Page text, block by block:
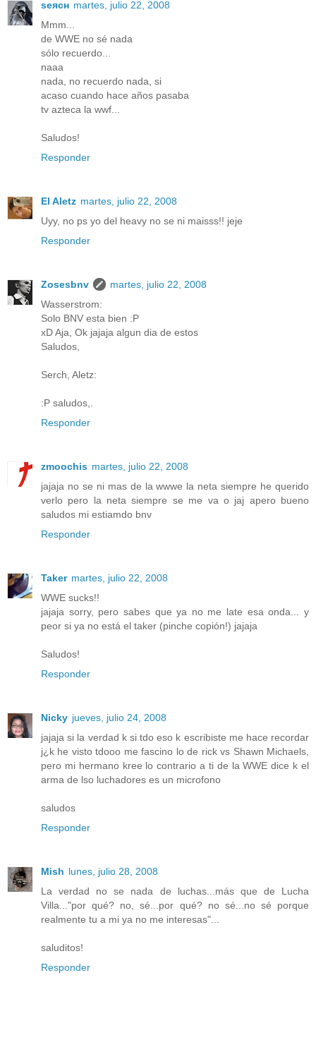
ѕeяcн martes, julio 22, 2008
Mmm...
de WWE no sé nada
sólo recuerdo...
naaa
nada, no recuerdo nada, si
acaso cuando hace años pasaba
tv azteca la wwf...
Saludos!
Responder
El Aletz martes, julio 22, 2008
Uyy, no ps yo del heavy no se ni maisss!! jeje
Responder
Zosesbnv
martes, julio 22, 2008
Wasserstrom:
Solo BNV esta bien :P
xD Aja, Ok jajaja algun dia de estos
Saludos,
Serch, Aletz:
:P saludos,.
Responder
zmoochis martes, julio 22, 2008
jajaja no se ni mas de la wwwe la neta siempre he querido
verlo pero la neta siempre se me va o jaj apero bueno
saludos mi estiamdo bnv
Responder
Taker martes, julio 22, 2008
WWE sucks!!
jajaja sorry, pero sabes que ya no me late esa onda... y
peor si ya no está el taker (pinche copión!) jajaja
Saludos!
Responder
Nicky jueves, julio 24, 2008
jajaja si la verdad k si tdo eso k escribiste me hace recordar
j¿k he visto tdooo me fascino lo de rick vs Shawn Michaels,
pero mi hermano kree lo contrario a ti de la WWE dice k el
arma de lso luchadores es un microfono
saludos
Responder
Mish lunes, julio 28, 2008
La verdad no se nada de luchas...más que de Lucha
Villa..."por qué? no, sé...por qué? no sé...no sé porque
realmente tu a mi ya no me interesas"...
saluditos!
Responder